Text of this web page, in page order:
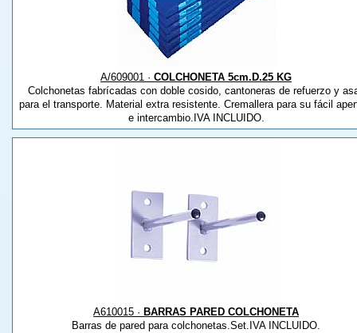
A/609001 · COLCHONETA 5cm.D.25 KG
Colchonetas fabrícadas con doble cosido, cantoneras de refuerzo y
para el transporte. Material extra resistente. Cremallera para su fácil
e intercambio.IVA INCLUIDO.
A610015 · BARRAS PARED COLCHONETA
Barras de pared para colchonetas.Set.IVA INCLUIDO.